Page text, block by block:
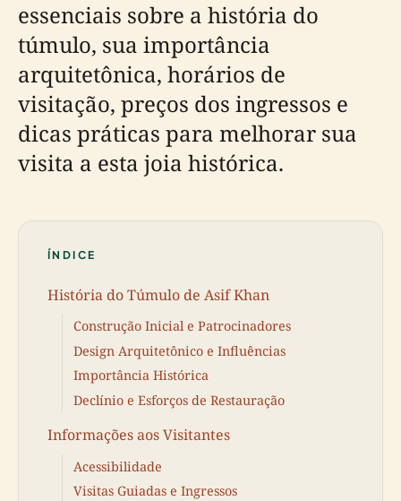
essenciais sobre a história do
túmulo, sua importância
arquitetônica, horários de
visitação, preços dos ingressos e
dicas práticas para melhorar sua
visita a esta joia histórica.
ÍNDICE
História do Túmulo de Asif Khan
Construção Inicial e Patrocinadores
Design Arquitetônico e Influências
Importância Histórica
Declínio e Esforços de Restauração
Informações aos Visitantes
Acessibilidade
Visitas Guiadas e Ingressos